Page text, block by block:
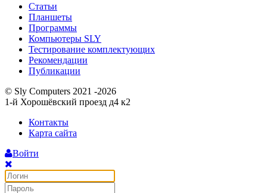
Статьи
Планшеты
Программы
Компьютеры SLY
Тестирование комплектующих
Рекомендации
Публикации
© Sly Computers 2021 -2026
1-й Хорошёвский проезд д4 к2
Контакты
Карта сайта
Войти